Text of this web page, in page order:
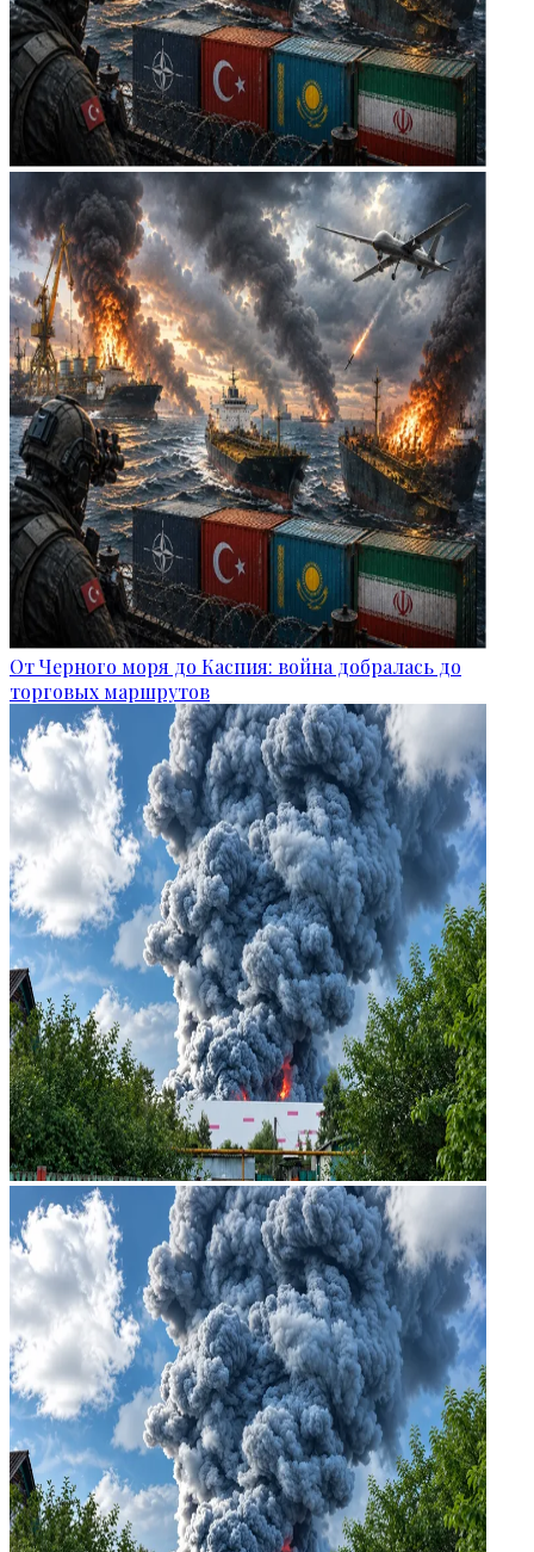
От Черного моря до Каспия: война добралась до
торговых маршрутов